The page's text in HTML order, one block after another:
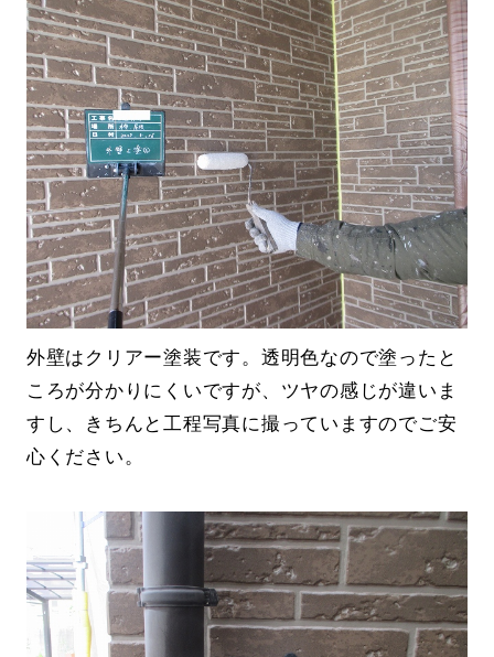
外壁はクリアー塗装です。透明色なので塗ったと
ころが分かりにくいですが、ツヤの感じが違いま
すし、きちんと工程写真に撮っていますのでご安
心ください。